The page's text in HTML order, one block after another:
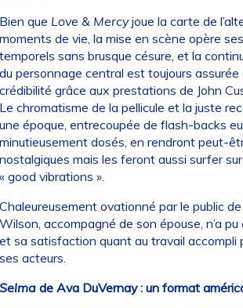
que Love & Mercyjoue la carte de
de vie, la mise en scène opère
sans brusque césure, et la
personnage central est toujours
grâce aux prestations de John
chromatisme de la pellicule et la juste
époque, entrecoupée de flash-backs
dosés, en rendront peut-
mais les feront aussi surfer
good vibrations ».
ovationné par le public
accompagné de son épouse, n’a
sa satisfaction quant au travail accompli
acteurs.
de Ava DuVernay : un format